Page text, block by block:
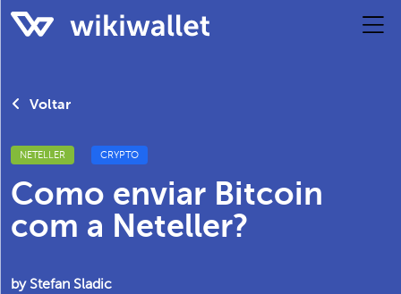
by Stefan Sladic
Voltar
NETELLER CRYPTO
Como enviar Bitcoin
com a Neteller?